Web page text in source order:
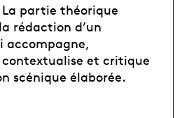
partie théorique
rédaction d’un
accompagne,
et critique
scénique élaborée.